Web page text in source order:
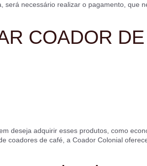
necessário realizar o pagamento, que
COADOR
deseja adquirir esses produtos, como
coadores de café, a Coador Colonial